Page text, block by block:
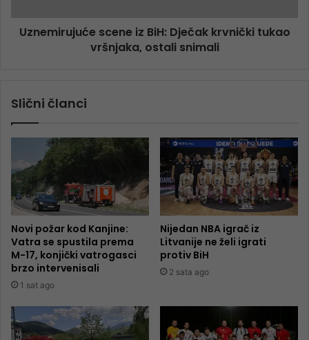
Uznemirujuće scene iz BiH: Dječak krvnički tukao
vršnjaka, ostali snimali
Slični članci
Novi požar kod Kanjine:
Vatra se spustila prema
M-17, konjički vatrogasci
brzo intervenisali
1 sat ago
Nijedan NBA igrač iz
Litvanije ne želi igrati
protiv BiH
2 sata ago